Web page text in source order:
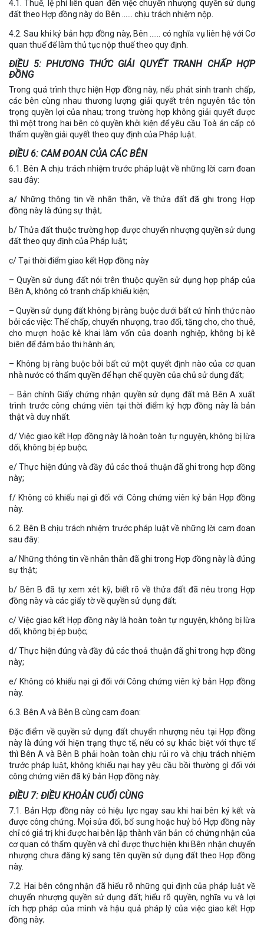
4.1. Thuế, lệ phí liên quan đến việc chuyển nhượng quyền sử dụng
đất theo Hợp đồng này do Bên …… chịu trách nhiệm nộp.
4.2. Sau khi ký bản hợp đồng này, Bên …… có nghĩa vụ liên hệ với Cơ
quan thuế để làm thủ tục nộp thuế theo quy định.
ĐIỀU 5: PHƯƠNG THỨC GIẢI QUYẾT TRANH CHẤP HỢP
ĐỒNG
Trong quá trình thực hiện Hợp đồng này, nếu phát sinh tranh chấp,
các bên cùng nhau thương lượng giải quyết trên nguyên tắc tôn
trọng quyền lợi của nhau; trong trường hợp không giải quyết được
thì một trong hai bên có quyền khởi kiện để yêu cầu Toà án cấp có
thẩm quyền giải quyết theo quy định của Pháp luật.
ĐIỀU 6: CAM ĐOAN CỦA CÁC BÊN
6.1. Bên A chịu trách nhiệm trước pháp luật về những lời cam đoan
sau đây:
a/ Những thông tin về nhân thân, về thửa đất đã ghi trong Hợp
đồng này là đúng sự thật;
b/ Thửa đất thuộc trường hợp được chuyển nhượng quyền sử dụng
đất theo quy định của Pháp luật;
c/ Tại thời điểm giao kết Hợp đồng này
– Quyền sử dụng đất nói trên thuộc quyền sử dụng hợp pháp của
Bên A, không có tranh chấp khiếu kiện;
– Quyền sử dụng đất không bị ràng buộc dưới bất cứ hình thức nào
bởi các việc: Thế chấp, chuyển nhượng, trao đổi, tặng cho, cho thuê,
cho mượn hoặc kê khai làm vốn của doanh nghiệp, không bị kê
biên để đảm bảo thi hành án;
– Không bị ràng buộc bởi bất cứ một quyết định nào của cơ quan
nhà nước có thẩm quyền để hạn chế quyền của chủ sử dụng đất;
– Bản chính Giấy chứng nhận quyền sử dụng đất mà Bên A xuất
trình trước công chứng viên tại thời điểm ký hợp đồng này là bản
thật và duy nhất.
d/ Việc giao kết Hợp đồng này là hoàn toàn tự nguyện, không bị lừa
dối, không bị ép buộc;
e/ Thực hiện đúng và đầy đủ các thoả thuận đã ghi trong hợp đồng
này;
f/ Không có khiếu nại gì đối với Công chứng viên ký bản Hợp đồng
này.
6.2. Bên B chịu trách nhiệm trước pháp luật về những lời cam đoan
sau đây:
a/ Những thông tin về nhân thân đã ghi trong Hợp đồng này là đúng
sự thật;
b/ Bên B đã tự xem xét kỹ, biết rõ về thửa đất đã nêu trong Hợp
đồng này và các giấy tờ về quyền sử dụng đất;
c/ Việc giao kết Hợp đồng này là hoàn toàn tự nguyện, không bị lừa
dối, không bị ép buộc;
d/ Thực hiện đúng và đầy đủ các thoả thuận đã ghi trong hợp đồng
này;
e/ Không có khiếu nại gì đối với Công chứng viên ký bản Hợp đồng
này.
6.3. Bên A và Bên B cùng cam đoan:
Đặc điểm về quyền sử dụng đất chuyển nhượng nêu tại Hợp đồng
này là đúng với hiện trạng thực tế, nếu có sự khác biệt với thực tế
thì Bên A và Bên B phải hoàn toàn chịu rủi ro và chịu trách nhiệm
trước pháp luật, không khiếu nại hay yêu cầu bồi thường gì đối với
công chứng viên đã ký bản Hợp đồng này.
ĐIỀU 7: ĐIỀU KHOẢN CUỐI CÙNG
7.1. Bản Hợp đồng này có hiệu lực ngay sau khi hai bên ký kết và
được công chứng. Mọi sửa đổi, bổ sung hoặc huỷ bỏ Hợp đồng này
chỉ có giá trị khi được hai bên lập thành văn bản có chứng nhận của
cơ quan có thẩm quyền và chỉ được thực hiện khi Bên nhận chuyển
nhượng chưa đăng ký sang tên quyền sử dụng đất theo Hợp đồng
này.
7.2. Hai bên công nhận đã hiểu rõ những qui định của pháp luật về
chuyển nhượng quyền sử dụng đất; hiểu rõ quyền, nghĩa vụ và lợi
ích hợp pháp của mình và hậu quả pháp lý của việc giao kết Hợp
đồng này;